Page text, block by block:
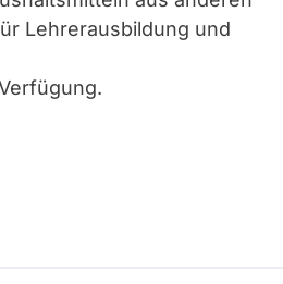
Lehrerausbildung und